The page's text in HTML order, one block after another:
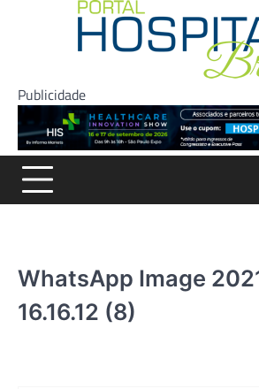
Publicidade
WhatsApp Image
16.16.12 (8)